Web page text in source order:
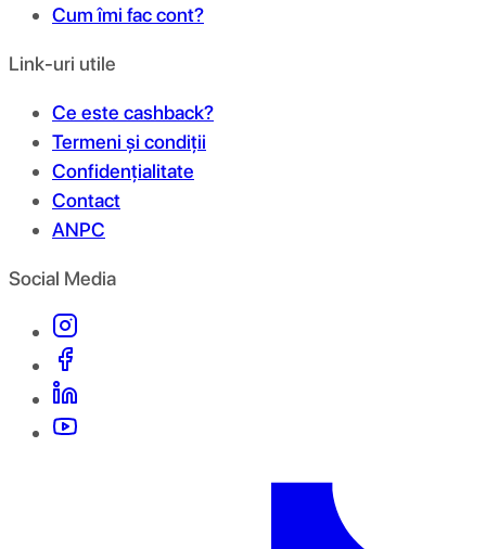
Cum îmi fac cont?
Link-uri utile
Ce este cashback?
Termeni și condiții
Confidențialitate
Contact
ANPC
Social Media